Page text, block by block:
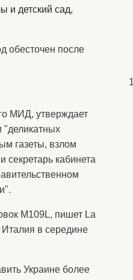
и детский сад,
обесточен после
МИД, утверждает
"деликатных
газеты, взлом
кабинета
M109L, пишет La
в середине
Украине более